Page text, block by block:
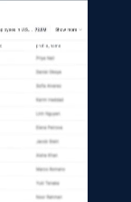
Final
more.